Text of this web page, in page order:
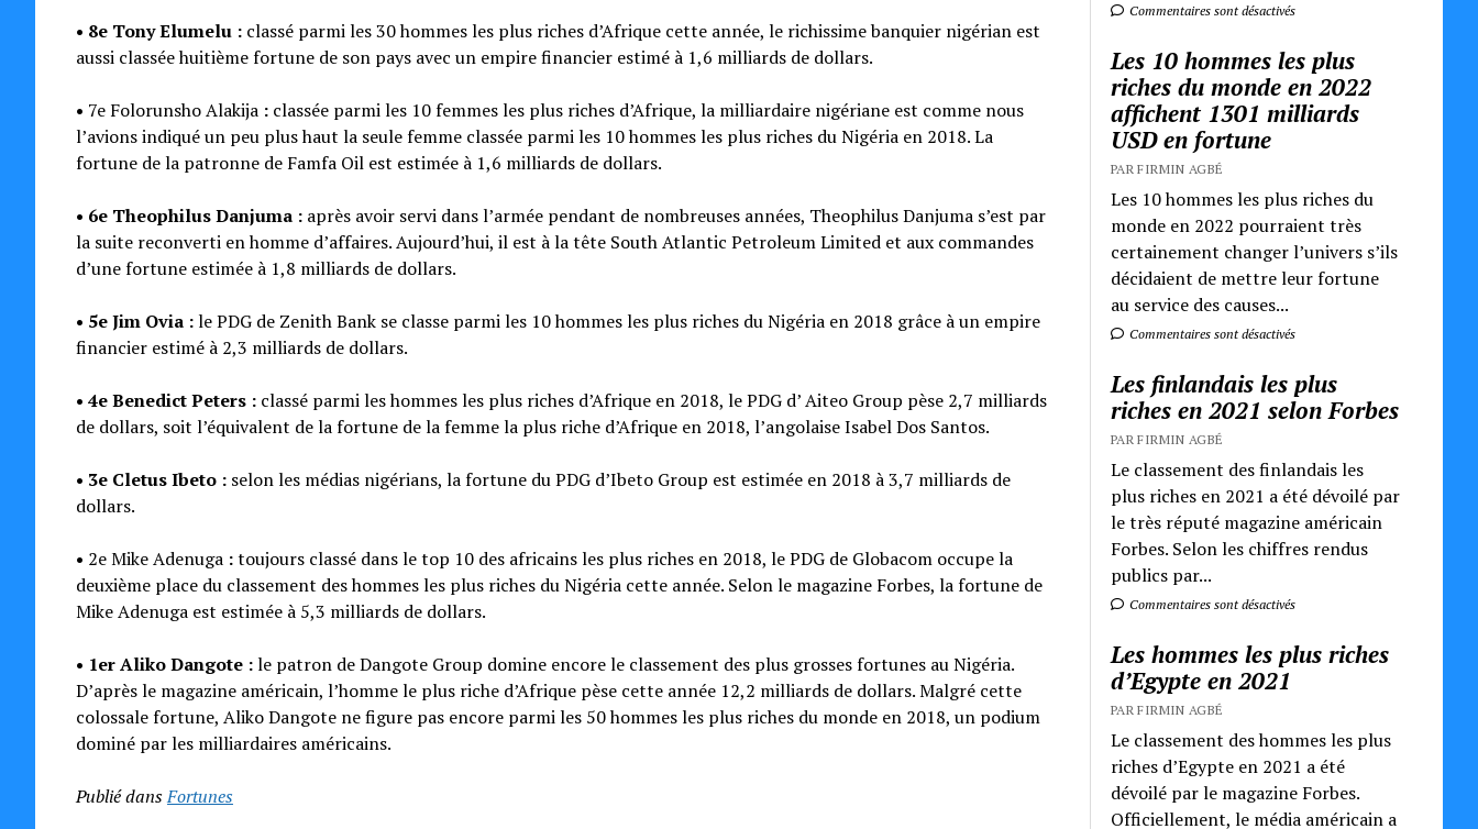
• 8e Tony Elumelu :classé parmi les 30 hommes les plus riches d’Afrique cette année, le richissime banquier nigérian est
aussi classée huitième fortune de son pays avec un empire financier estimé à 1,6 milliards de dollars.
• 7e Folorunsho Alakija:classée parmi les 10 femmes les plus riches d’Afrique, la milliardaire nigériane est comme nous
l’avions indiqué un peu plus haut la seule femme classée parmi les 10 hommes les plus riches du Nigéria en 2018. La
fortune de la patronne de Famfa Oil est estimée à 1,6 milliards de dollars.
• 6e Theophilus Danjuma :après avoir servi dans l’armée pendant de nombreuses années, Theophilus Danjuma s’est par
la suite reconverti en homme d’affaires. Aujourd’hui, il est à la tête South Atlantic Petroleum Limited et aux commandes
d’une fortune estimée à 1,8 milliards de dollars.
• 5e Jim Ovia :le PDG de Zenith Bank se classe parmi les 10 hommes les plus riches du Nigéria en 2018 grâce à un empire
financier estimé à 2,3 milliards de dollars.
• 4e Benedict Peters :classé parmi les hommes les plus riches d’Afrique en 2018, le PDG d’ Aiteo Group pèse 2,7 milliards
de dollars, soit l’équivalent de la fortune de la femme la plus riche d’Afrique en 2018, l’angolaise Isabel Dos Santos.
• 3e Cletus Ibeto :selon les médias nigérians, la fortune du PDG d’Ibeto Group est estimée en 2018 à 3,7 milliards de
dollars.
• 2e Mike Adenuga:toujours classé dans le top 10 des africains les plus riches en 2018, le PDG de Globacom occupe la
deuxième place du classement des hommes les plus riches du Nigéria cette année. Selon le magazine Forbes, la fortune de
Mike Adenuga est estimée à 5,3 milliards de dollars.
• 1er Aliko Dangote :le patron de Dangote Group domine encore le classement des plus grosses fortunes au Nigéria.
D’après le magazine américain, l’homme le plus riche d’Afrique pèse cette année 12,2 milliards de dollars. Malgré cette
colossale fortune, Aliko Dangote ne figure pas encore parmi les 50 hommes les plus riches du monde en 2018, un podium
dominé par les milliardaires américains.
Publié dansFortunes
Commentaires sont désactivés
Les 10 hommes les plus
riches du monde en 2022
affichent 1301 milliards
USD en fortune
PAR FIRMIN AGBÉ
Les 10 hommes les plus riches du
monde en 2022 pourraient très
certainement changer l’univers s’ils
décidaient de mettre leur fortune
au service des causes...
Commentaires sont désactivés
Les finlandais les plus
riches en 2021 selon Forbes
PAR FIRMIN AGBÉ
Le classement des finlandais les
plus riches en 2021 a été dévoilé par
le très réputé magazine américain
Forbes. Selon les chiffres rendus
publics par...
Commentaires sont désactivés
Les hommes les plus riches
d’Egypte en 2021
PAR FIRMIN AGBÉ
Le classement des hommes les plus
riches d’Egypte en 2021 a été
dévoilé par le magazine Forbes.
Officiellement, le média américain a